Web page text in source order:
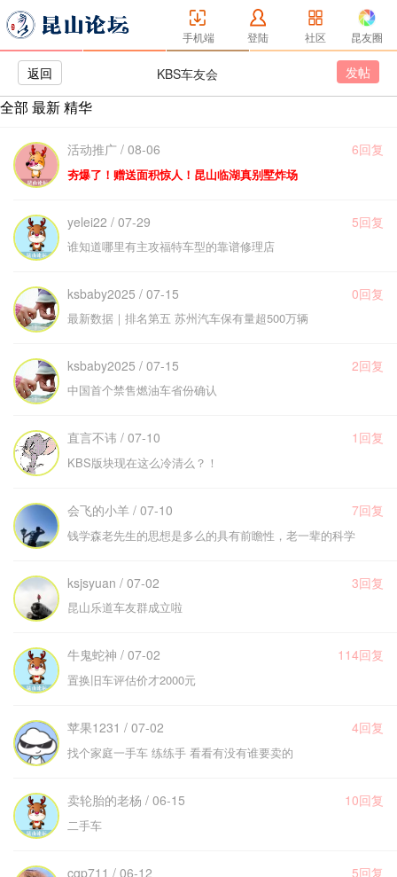
手机端 登陆 社区 昆友圈
返回 KBS车友会 发帖
全部 最新精华
活动推广 / 08-06 6回复
夯爆了！赠送面积惊人！昆山临湖真别墅炸场
yelei22 / 07-29 5回复
谁知道哪里有主攻福特车型的靠谱修理店
ksbaby2025 / 07-15 0回复
最新数据｜排名第五 苏州汽车保有量超500万辆
ksbaby2025 / 07-15 2回复
中国首个禁售燃油车省份确认
直言不讳 / 07-10 1回复
KBS版块现在这么冷清么？！
会飞的小羊 / 07-10 7回复
钱学森老先生的思想是多么的具有前瞻性，老一辈的科学
ksjsyuan / 07-02 3回复
昆山乐道车友群成立啦
牛鬼蛇神 / 07-02 114回复
置换旧车评估价才2000元
苹果1231 / 07-02 4回复
找个家庭一手车 练练手 看看有没有谁要卖的
卖轮胎的老杨 / 06-15 10回复
二手车
cgp711 / 06-12 5回复